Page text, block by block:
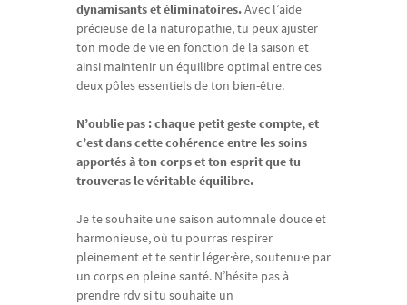
dynamisants et éliminatoires.Avec l’aide
précieuse de la naturopathie, tu peux ajuster
ton mode de vie en fonction de la saison et
ainsi maintenir un équilibre optimal entre ces
deux pôles essentiels de ton bien-être.
N’oublie pas : chaque petit geste compte, et
c’est dans cette cohérence entre les soins
apportés à ton corps et ton esprit que tu
trouveras le véritable équilibre.
Je te souhaite une saison automnale douce et
harmonieuse, où tu pourras respirer
pleinement et te sentir léger·ère, soutenu·e par
un corps en pleine santé. N’hésite pas à
prendre rdv si tu souhaite un